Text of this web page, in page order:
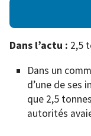
Dans l’actu : 2,5
Dans un
d’une de ses
que 2,5
autorités